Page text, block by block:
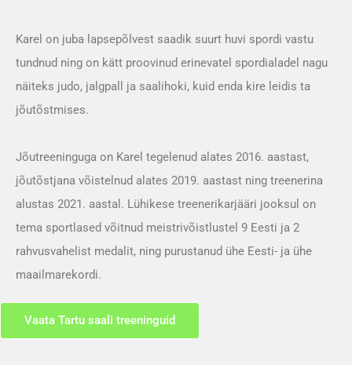
Karel on juba lapsepõlvest saadik suurt huvi spordi vastu
tundnud ning on kätt proovinud erinevatel spordialadel nagu
näiteks judo, jalgpall ja saalihoki, kuid enda kire leidis ta
jõutõstmises.
Jõutreeninguga on Karel tegelenud alates 2016. aastast,
jõutõstjana võistelnud alates 2019. aastast ning treenerina
alustas 2021. aastal. Lühikese treenerikarjääri jooksul on
tema sportlased võitnud meistrivõistlustel 9 Eesti ja 2
rahvusvahelist medalit, ning purustanud ühe Eesti- ja ühe
maailmarekordi.
Vaata Tartu saali treeninguid